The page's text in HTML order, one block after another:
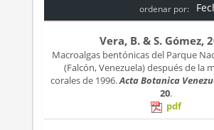
ordenar por:
Vera, B. & S. Gómez,
Macroalgas bentónicas del Parque
(Falcón, Venezuela) después de la
corales de 1996.Acta Botanica
20.
pdf